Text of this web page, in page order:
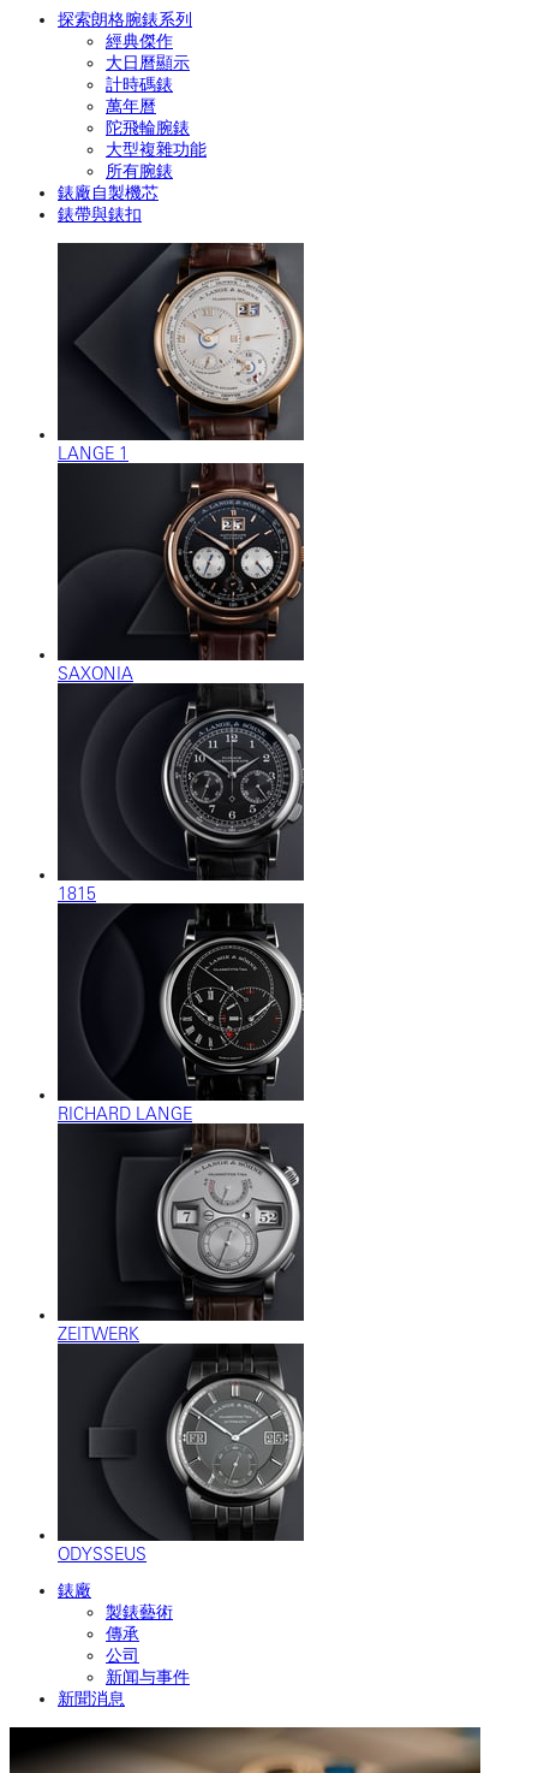
探索朗格腕錶系列
經典傑作
大日曆顯示
計時碼錶
萬年曆
陀飛輪腕錶
大型複雜功能
所有腕錶
錶廠自製機芯
錶帶與錶扣
LANGE 1
SAXONIA
1815
RICHARD LANGE
ZEITWERK
ODYSSEUS
錶廠
製錶藝術
傳承
公司
新闻与事件
新聞消息